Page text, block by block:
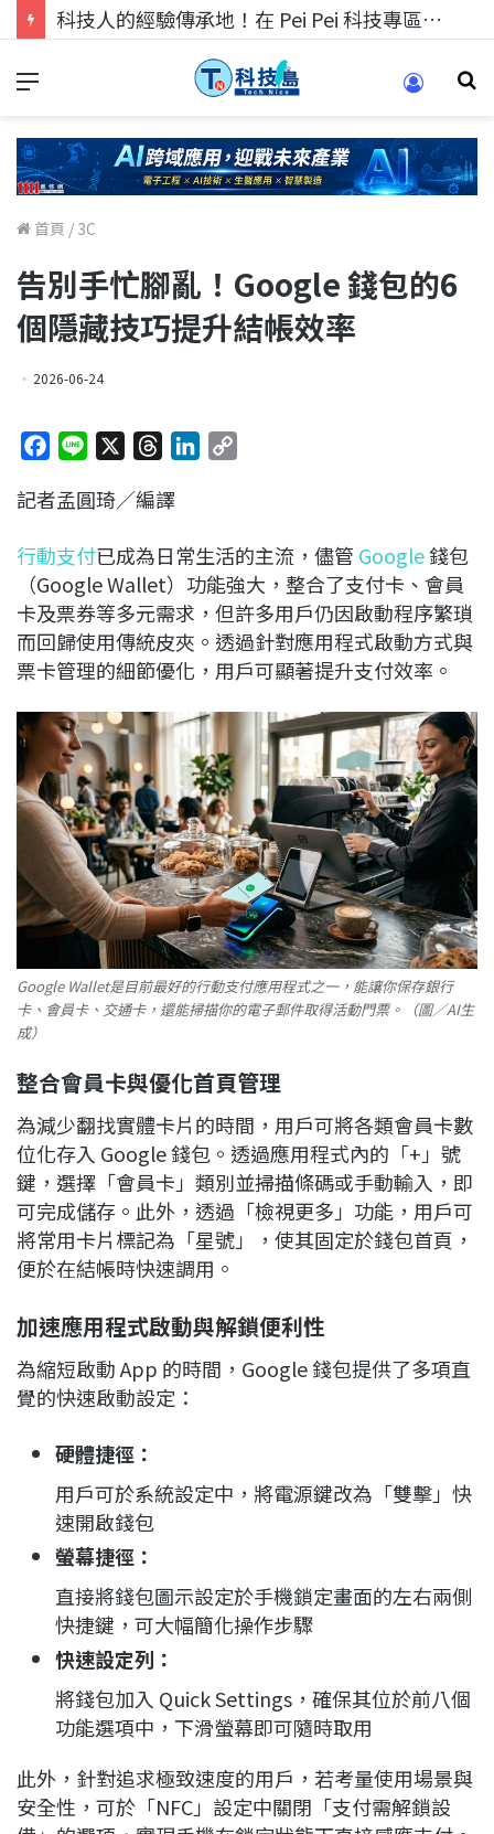
科技人的經驗傳承地！在 Pei Pei 科技專區，與學弟妹交流最硬核的技術
首頁 / 3C
告別手忙腳亂！Google 錢包的6
個隱藏技巧提升結帳效率
2026-06-24
c
b
o
o
k
n
r
a
d
s
e
d
I
n
L
i
n
k
記者孟圓琦／編譯
行動支付已成為日常生活的主流，儘管 Google錢包
（Google Wallet）功能強大，整合了支付卡、會員
卡及票券等多元需求，但許多用戶仍因啟動程序繁瑣
而回歸使用傳統皮夾。透過針對應用程式啟動方式與
票卡管理的細節優化，用戶可顯著提升支付效率。
Google Wallet是目前最好的行動支付應用程式之一，能讓你保存銀行
卡、會員卡、交通卡，還能掃描你的電子郵件取得活動門票。（圖／AI生
成）
整合會員卡與優化首頁管理
為減少翻找實體卡片的時間，用戶可將各類會員卡數
位化存入 Google 錢包。透過應用程式內的「+」號
鍵，選擇「會員卡」類別並掃描條碼或手動輸入，即
可完成儲存。此外，透過「檢視更多」功能，用戶可
將常用卡片標記為「星號」，使其固定於錢包首頁，
便於在結帳時快速調用。
加速應用程式啟動與解鎖便利性
為縮短啟動 App 的時間，Google 錢包提供了多項直
覺的快速啟動設定：
硬體捷徑 ：
用戶可於系統設定中，將電源鍵改為「雙擊」快
速開啟錢包
螢幕捷徑 ：
直接將錢包圖示設定於手機鎖定畫面的左右兩側
快捷鍵，可大幅簡化操作步驟
快速設定列 ：
將錢包加入 Quick Settings，確保其位於前八個
功能選項中，下滑螢幕即可隨時取用
此外，針對追求極致速度的用戶，若考量使用場景與
安全性，可於「NFC」設定中關閉「支付需解鎖設